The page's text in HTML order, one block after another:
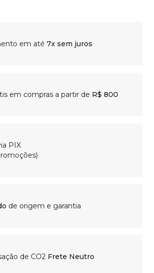
em até 7x sem juros
em compras a partir de R$ 800
PIX
de origem e garantia
de CO2 Frete Neutro